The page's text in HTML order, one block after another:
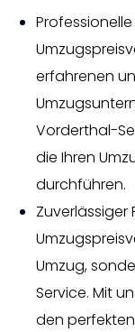
erfahrenen
Vorderthal-
die Ihren
durchführen.
Zuverlässiger
Umzug,
Service. Mit
den